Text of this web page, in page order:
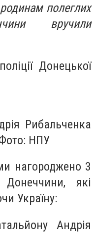
полеглих
вручили
Донецької
Рибальченка
НПУ
нагороджено 3
Донеччини, які
Україну:
Андрія